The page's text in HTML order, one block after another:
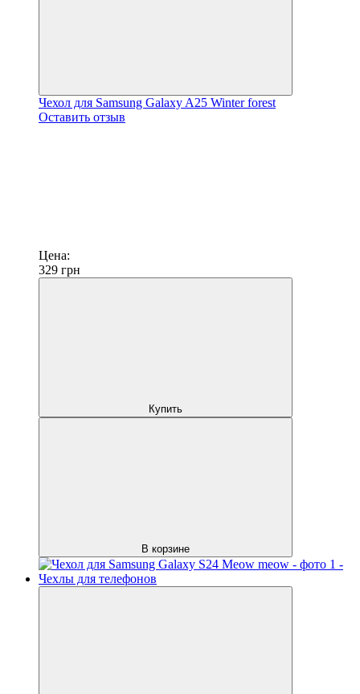
Чехол для Samsung Galaxy A25 Winter forest
Оставить отзыв
Цена:
329 грн
Купить
В корзине